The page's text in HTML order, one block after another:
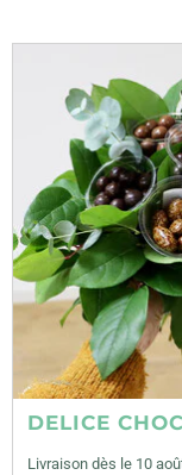
DELICE
Livraison dès le 10